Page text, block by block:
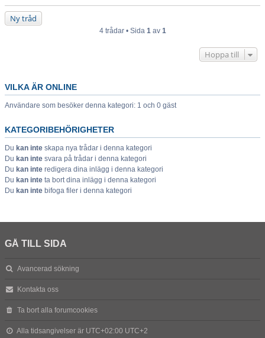
Ny tråd
4 trådar • Sida 1av 1
Hoppa till
VILKA ÄR ONLINE
Användare som besöker denna kategori: 1 och 0 gäst
KATEGORIBEHÖRIGHETER
Du kan inte skapa nya trådar i denna kategori
Du kan inte svara på trådar i denna kategori
Du kan inte redigera dina inlägg i denna kategori
Du kan inte ta bort dina inlägg i denna kategori
Du kan inte bifoga filer i denna kategori
GÅ TILL SIDA
Avancerad sökning
Kontakta oss
Ta bort alla forumcookies
Alla tidsangivelser är UTC+02:00 UTC+2